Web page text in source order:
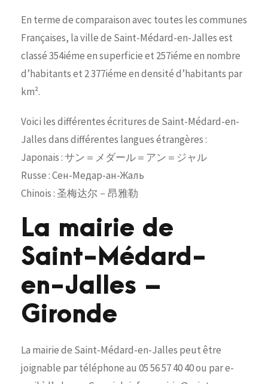
En terme de comparaison avec toutes les communes
Françaises, la ville de Saint-Médard-en-Jalles est
classé 354iéme en superficie et 257iéme en nombre
d’habitants et 2 377iéme en densité d’habitants par
km².
Voici les différentes écritures de Saint-Médard-en-
Jalles dans différentes langues étrangères :
Japonais : サン＝メダール＝アン＝ジャル
Russe : Сен-Медар-ан-Жаль
Chinois : 圣梅达尔－昂雅勒
La mairie de
Saint-Médard-
en-Jalles –
Gironde
La mairie de Saint-Médard-en-Jalles peut être
joignable par téléphone au 05 56 57 40 40 ou par e-